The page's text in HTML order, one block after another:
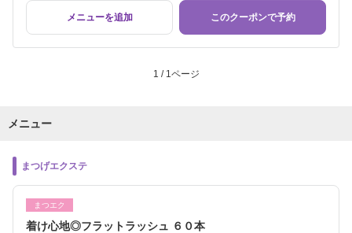
メニューを追加 このクーポンで予約
1 / 1ページ
メニュー
まつげエクステ
まつエク
着け心地◎フラットラッシュ ６０本